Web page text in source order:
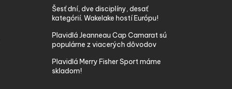
Šesť dní, dve disciplíny, desať
kategórií. Wakelake hostí Európu!
Plavidlá Jeanneau Cap Camarat sú
populárne z viacerých dôvodov
Plavidlá Merry Fisher Sport máme
skladom!